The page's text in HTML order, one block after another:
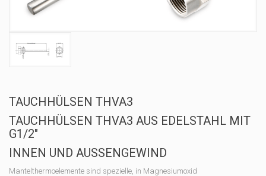
TAUCHHÜLSEN THVA3
TAUCHHÜLSEN THVA3 AUS EDELSTAHL MIT
G1/2″
INNEN UND AUSSENGEWIND
Mantelthermoelemente sind spezielle, in Magnesiumoxid